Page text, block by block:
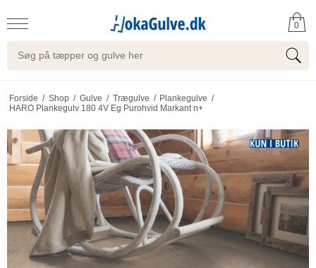
0
Forside / Shop / Gulve / Trægulve / Plankegulve /
HARO Plankegulv 180 4V Eg Purohvid Markant n+